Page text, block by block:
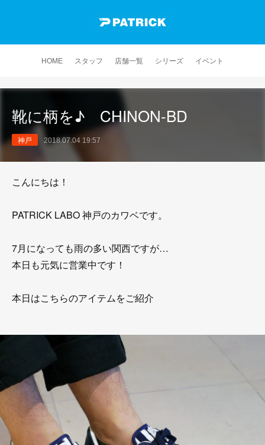
HOME スタッフ 店舗一覧 シリーズ イベント
靴に柄を♪ CHINON-BD
神戸 2018.07.04 19:57
こんにちは！
PATRICK LABO 神戸のカワベです。
7月になっても雨の多い関西ですが…
本日も元気に営業中です！
本日はこちらのアイテムをご紹介